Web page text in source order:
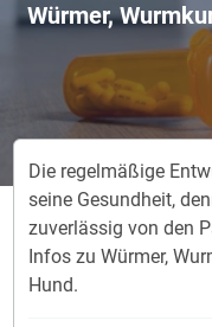
Würmer,
Die regelmäßige
seine Gesundheit,
zuverlässig von den
Infos zu Würmer,
Hund.